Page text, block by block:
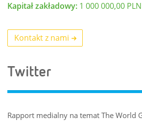
Kapitał zakładowy: 1 000 000,00 PLN
Kontakt z nami
Twitter
Rapport medialny na temat The World